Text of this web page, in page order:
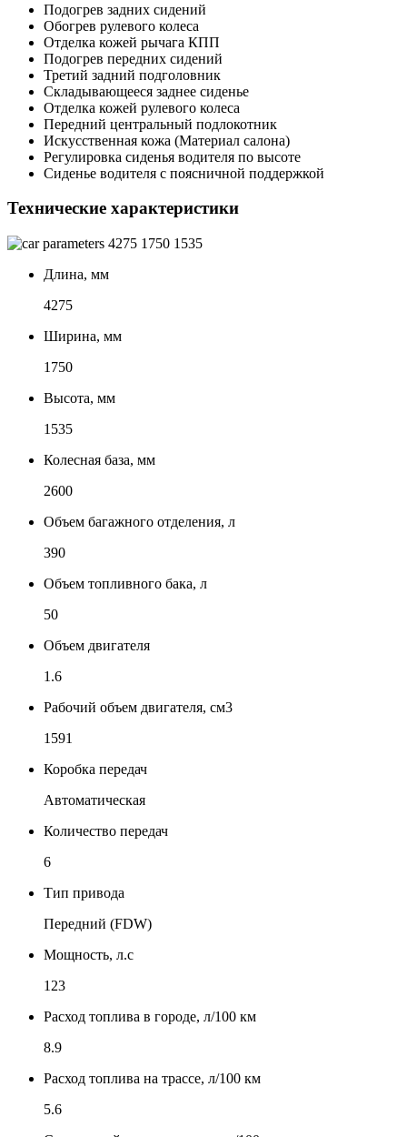
Подогрев задних сидений
Обогрев рулевого колеса
Отделка кожей рычага КПП
Подогрев передних сидений
Третий задний подголовник
Складывающееся заднее сиденье
Отделка кожей рулевого колеса
Передний центральный подлокотник
Искусственная кожа (Материал салона)
Регулировка сиденья водителя по высоте
Сиденье водителя с поясничной поддержкой
Технические характеристики
4275 1750 1535
Длина, мм
4275
Ширина, мм
1750
Высота, мм
1535
Колесная база, мм
2600
Объем багажного отделения, л
390
Объем топливного бака, л
50
Объем двигателя
1.6
Рабочий объем двигателя, см3
1591
Коробка передач
Автоматическая
Количество передач
6
Тип привода
Передний (FDW)
Мощность, л.с
123
Расход топлива в городе, л/100 км
8.9
Расход топлива на трассе, л/100 км
5.6